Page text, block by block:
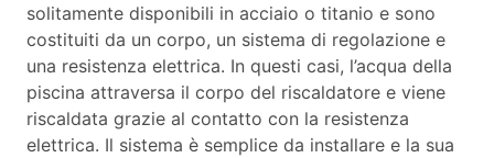
solitamente disponibili in acciaio o titanio e sono
costituiti da un corpo, un sistema di regolazione e
una resistenza elettrica. In questi casi, l’acqua della
piscina attraversa il corpo del riscaldatore e viene
riscaldata grazie al contatto con la resistenza
elettrica. Il sistema è semplice da installare e la sua